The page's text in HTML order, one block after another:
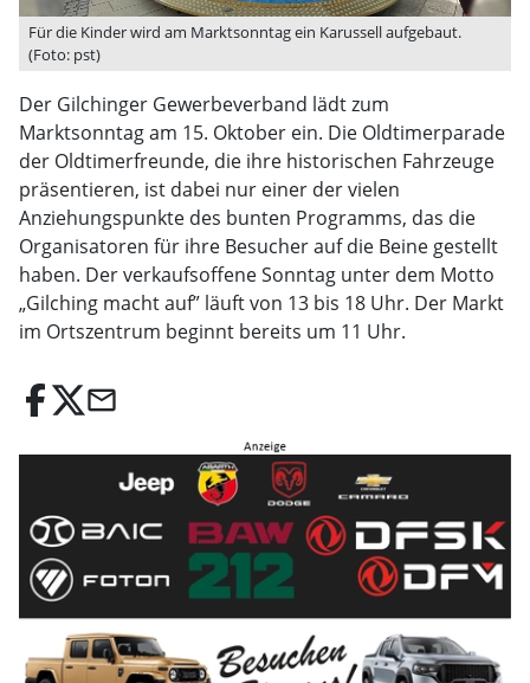
Für die Kinder wird am Marktsonntag ein Karussell aufgebaut.
(Foto: pst)
Der Gilchinger Gewerbeverband lädt zum
Marktsonntag am 15. Oktober ein. Die Oldtimerparade
der Oldtimerfreunde, die ihre historischen Fahrzeuge
präsentieren, ist dabei nur einer der vielen
Anziehungspunkte des bunten Programms, das die
Organisatoren für ihre Besucher auf die Beine gestellt
haben. Der verkaufsoffene Sonntag unter dem Motto
„Gilching macht auf” läuft von 13 bis 18 Uhr. Der Markt
im Ortszentrum beginnt bereits um 11 Uhr.
email